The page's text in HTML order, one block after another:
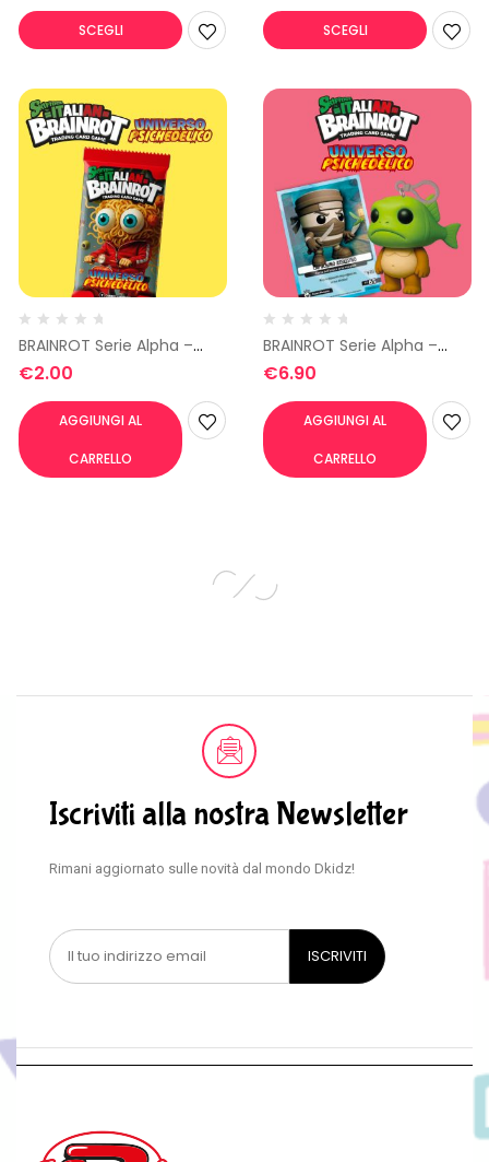
SCEGLI SCEGLI
BRAINROT Serie Alpha –
Carte
€2.00
AGGIUNGI AL
CARRELLO
BRAINROT Serie Alpha –
Portachiave
€6.90
AGGIUNGI AL
CARRELLO
Iscriviti alla nostra Newsletter
Rimani aggiornato sulle novità dal mondo Dkidz!